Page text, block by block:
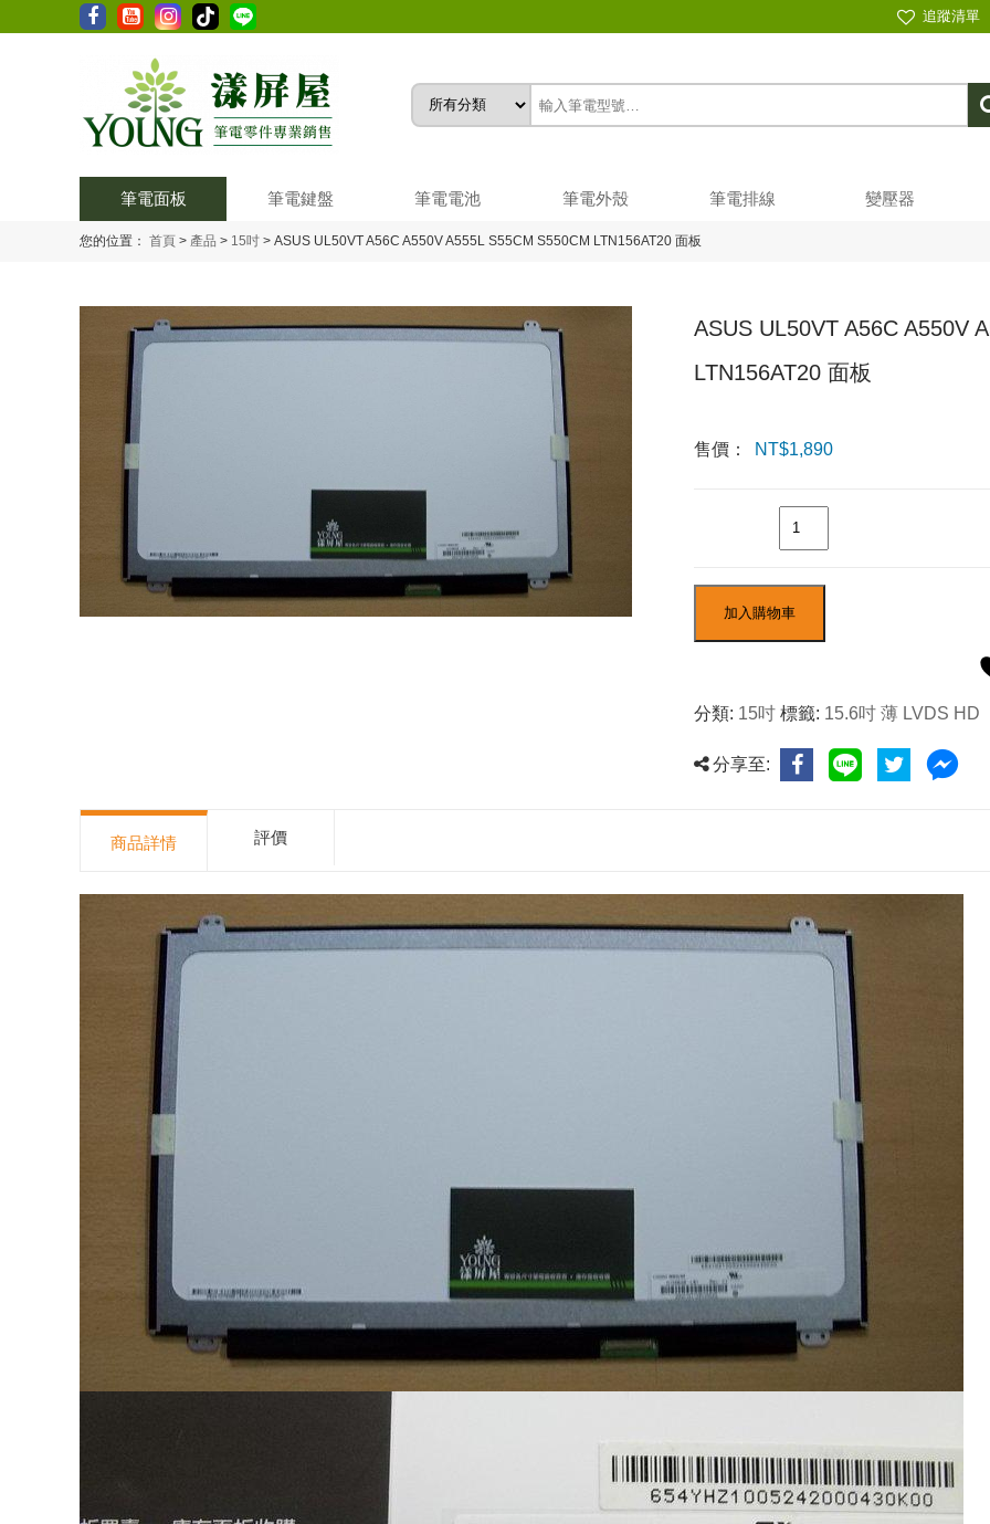
追蹤清單
筆電面板 筆電鍵盤 筆電電池 筆電外殼 筆電排線 變壓器
您的位置： 首頁 > 產品 > 15吋 > ASUS UL50VT A56C A550V A555L S55CM S550CM LTN156AT20 面板
ASUS UL50VT A56C A550V
LTN156AT20 面板
售價： NT$1,890
加入購物車
分類: 15吋 標籤: 15.6吋 薄 LVDS HD
分享至:
商品詳情 評價